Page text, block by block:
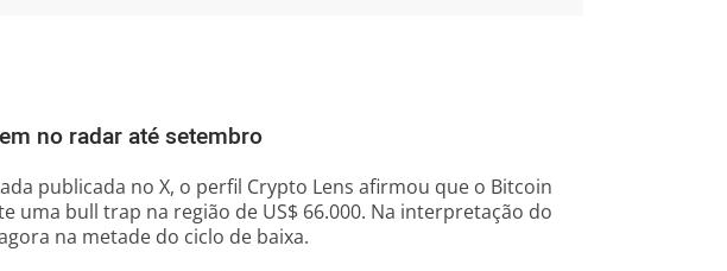
no radar até setembro
publicada no X, o perfil Crypto Lens afirmou que o Bitcoin
uma bull trap na região de US$ 66.000. Na interpretação do
na metade do ciclo de baixa.